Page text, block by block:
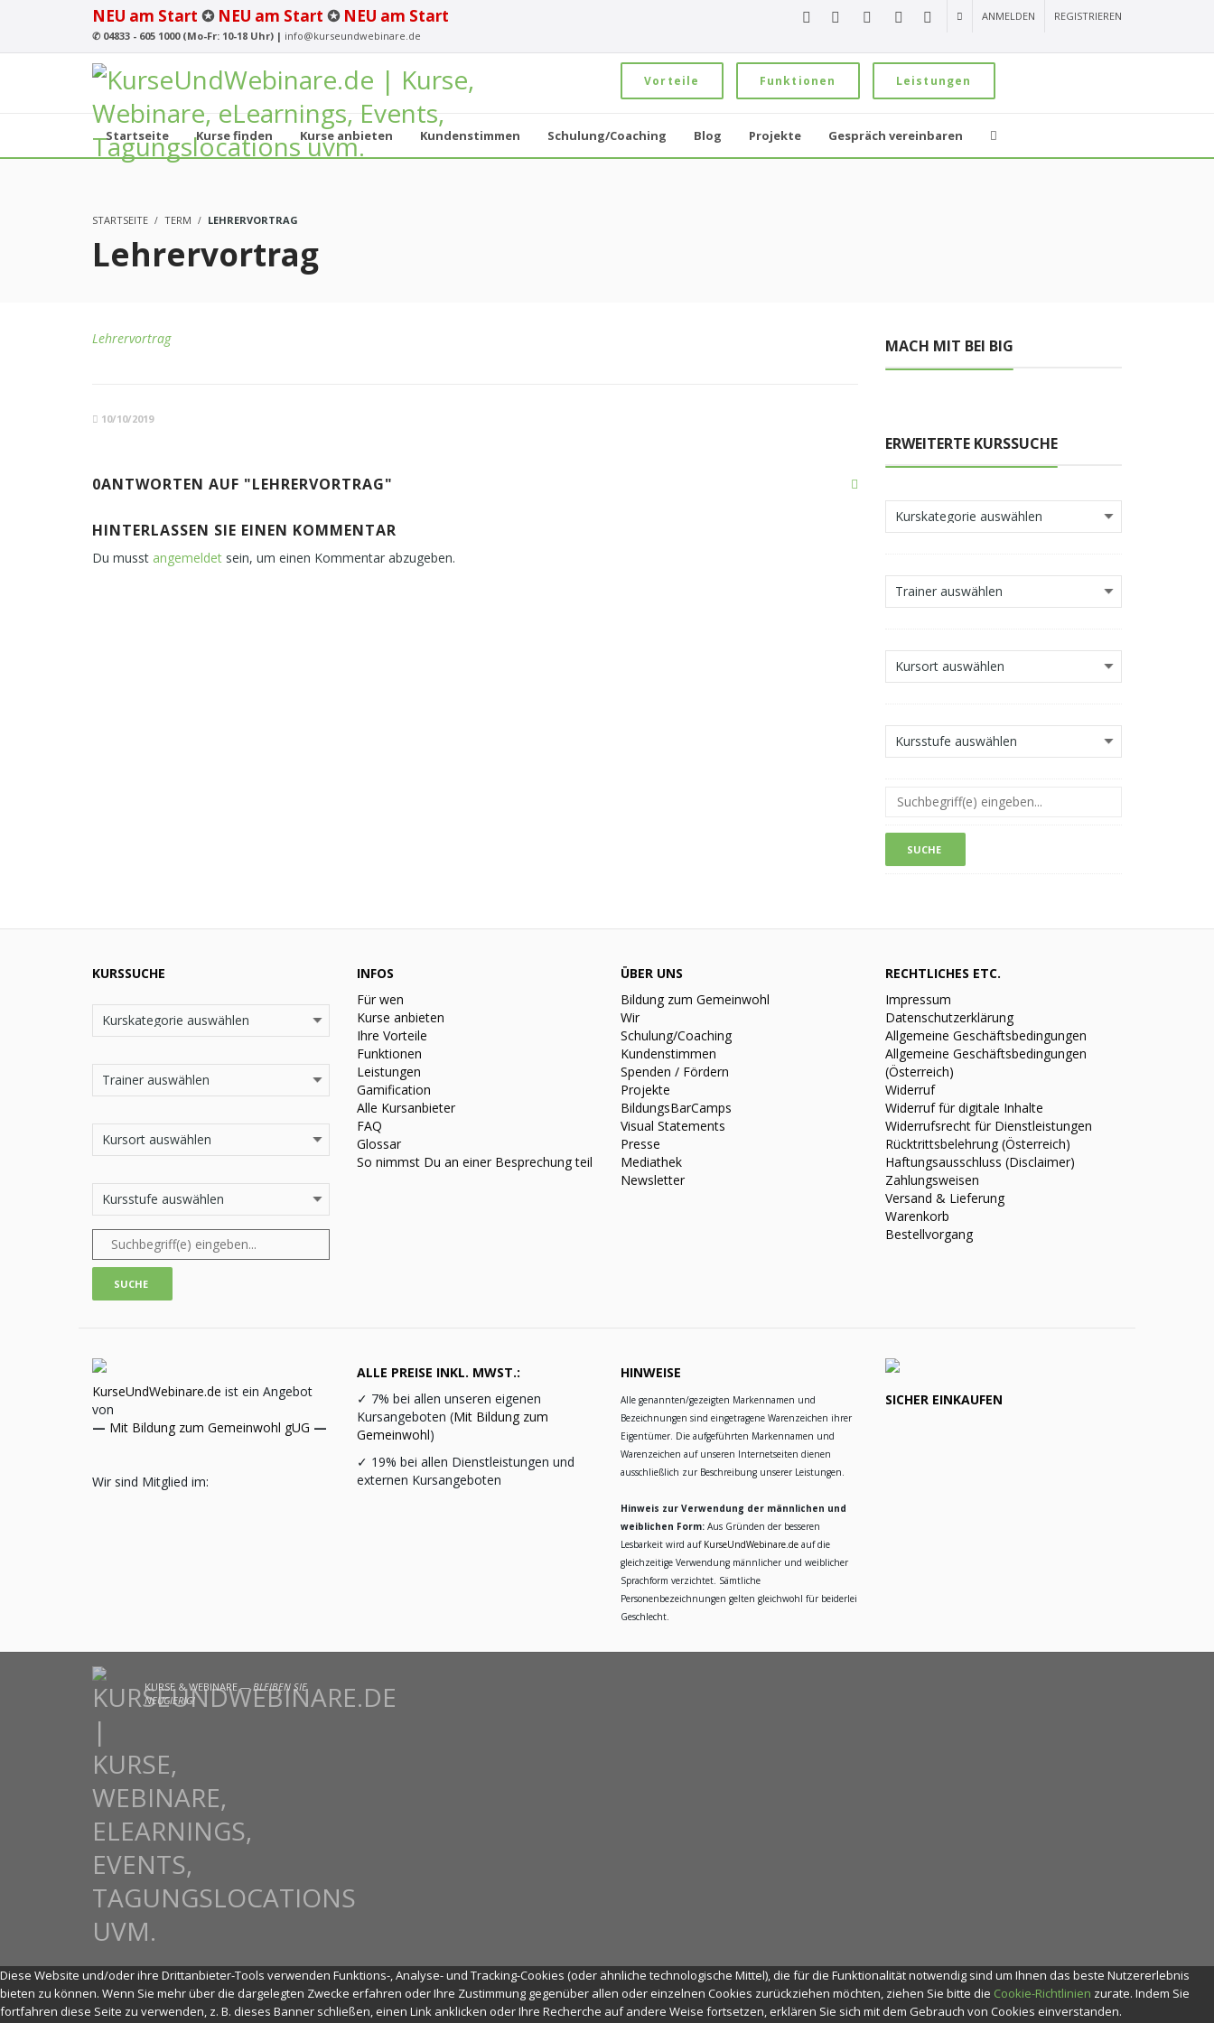
NEU am Start ✪ NEU am Start ✪ NEU am Start
✆04833 - 605 1000 (Mo-Fr: 10-18 Uhr) | info@kurseundwebinare.de
ANMELDEN REGISTRIEREN
Vorteile Funktionen Leistungen
Startseite Kurse finden Kurse anbieten Kundenstimmen Schulung/Coaching Blog Projekte Gespräch vereinbaren
STARTSEITE TERM LEHRERVORTRAG
Lehrervortrag
Lehrervortrag
10/10/2019
0ANTWORTEN AUF "LEHRERVORTRAG"
HINTERLASSEN SIE EINEN KOMMENTAR
Du musst angemeldet sein, um einen Kommentar abzugeben.
MACH MIT BEI BIG
ERWEITERTE KURSSUCHE
KURSSUCHE
INFOS
Für wen
Kurse anbieten
Ihre Vorteile
Funktionen
Leistungen
Gamification
Alle Kursanbieter
FAQ
Glossar
So nimmst Du an einer Besprechung teil
ÜBER UNS
Bildung zum Gemeinwohl
Wir
Schulung/Coaching
Kundenstimmen
Spenden / Fördern
Projekte
BildungsBarCamps
Visual Statements
Presse
Mediathek
Newsletter
RECHTLICHES ETC.
Impressum
Datenschutzerklärung
Allgemeine Geschäftsbedingungen
Allgemeine Geschäftsbedingungen
(Österreich)
Widerruf
Widerruf für digitale Inhalte
Widerrufsrecht für Dienstleistungen
Rücktrittsbelehrung (Österreich)
Haftungsausschluss (Disclaimer)
Zahlungsweisen
Versand & Lieferung
Warenkorb
Bestellvorgang
KurseUndWebinare.de ist ein Angebot
von
— Mit Bildung zum Gemeinwohl gUG —
Wir sind Mitglied im:
ALLE PREISE INKL. MWST.:
✓ 7% bei allen unseren eigenen
Kursangeboten (Mit Bildung zum
Gemeinwohl)
✓ 19% bei allen Dienstleistungen und
externen Kursangeboten
HINWEISE
Alle genannten/gezeigten Markennamen und
Bezeichnungen sind eingetragene Warenzeichen ihrer
Eigentümer. Die aufgeführten Markennamen und
Warenzeichen auf unseren Internetseiten dienen
ausschließlich zur Beschreibung unserer Leistungen.
Hinweis zur Verwendung der männlichen und
weiblichen Form: Aus Gründen der besseren
Lesbarkeit wird auf KurseUndWebinare.de auf die
gleichzeitige Verwendung männlicher und weiblicher
Sprachform verzichtet. Sämtliche
Personenbezeichnungen gelten gleichwohl für beiderlei
Geschlecht.
SICHER EINKAUFEN
KURSE & WEBINARE —BLEIBEN SIE
NEUGIERIG!
Diese Website und/oder ihre Drittanbieter-Tools verwenden Funktions-, Analyse- und Tracking-Cookies (oder ähnliche technologische Mittel), die für die Funktionalität notwendig sind um Ihnen das beste Nutzererlebnis
bieten zu können. Wenn Sie mehr über die dargelegten Zwecke erfahren oder Ihre Zustimmung gegenüber allen oder einzelnen Cookies zurückziehen möchten, ziehen Sie bitte die Cookie-Richtlinien zurate. Indem Sie
fortfahren diese Seite zu verwenden, z. B. dieses Banner schließen, einen Link anklicken oder Ihre Recherche auf andere Weise fortsetzen, erklären Sie sich mit dem Gebrauch von Cookies einverstanden.